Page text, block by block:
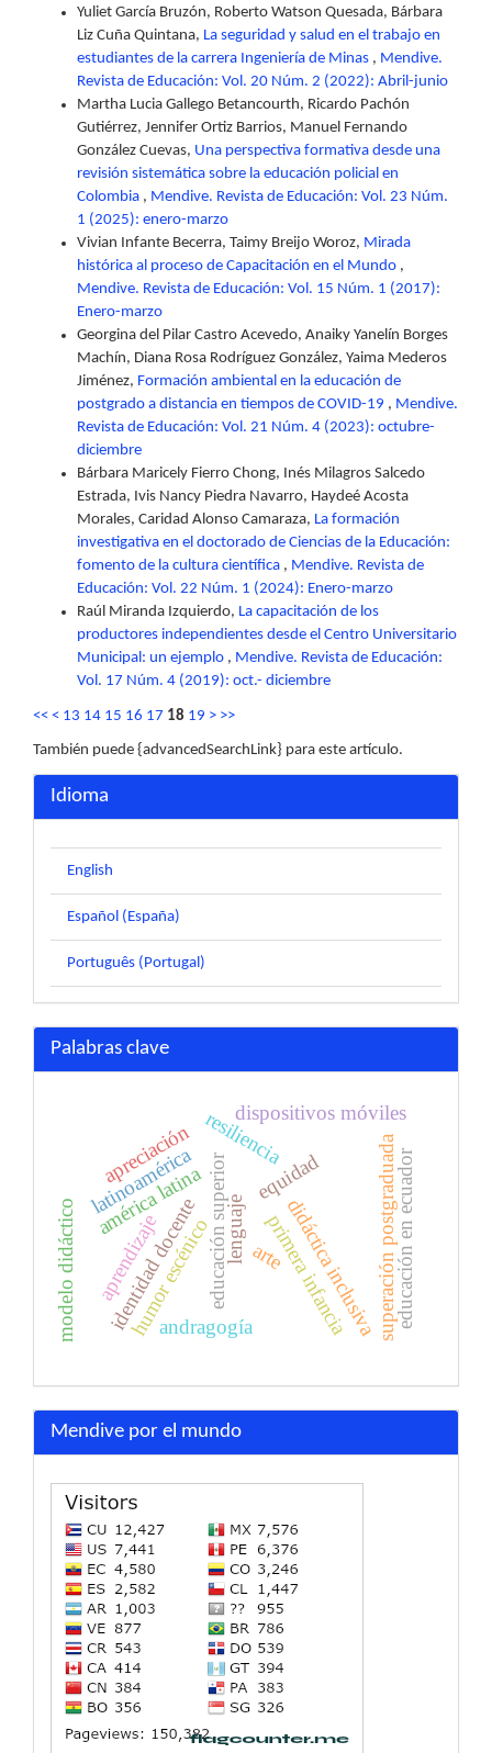
Yuliet García Bruzón, Roberto Watson Quesada, Bárbara
Liz Cuña Quintana, La seguridad y salud en el trabajo en
estudiantes de la carrera Ingeniería de Minas , Mendive.
Revista de Educación: Vol. 20 Núm. 2 (2022): Abril-junio
Martha Lucia Gallego Betancourth, Ricardo Pachón
Gutiérrez, Jennifer Ortiz Barrios, Manuel Fernando
González Cuevas, Una perspectiva formativa desde una
revisión sistemática sobre la educación policial en
Colombia , Mendive. Revista de Educación: Vol. 23 Núm.
1 (2025): enero-marzo
Vivian Infante Becerra, Taimy Breijo Woroz, Mirada
histórica al proceso de Capacitación en el Mundo ,
Mendive. Revista de Educación: Vol. 15 Núm. 1 (2017):
Enero-marzo
Georgina del Pilar Castro Acevedo, Anaiky Yanelín Borges
Machín, Diana Rosa Rodríguez González, Yaima Mederos
Jiménez, Formación ambiental en la educación de
postgrado a distancia en tiempos de COVID-19 , Mendive.
Revista de Educación: Vol. 21 Núm. 4 (2023): octubre-
diciembre
Bárbara Maricely Fierro Chong, Inés Milagros Salcedo
Estrada, Ivis Nancy Piedra Navarro, Haydeé Acosta
Morales, Caridad Alonso Camaraza, La formación
investigativa en el doctorado de Ciencias de la Educación:
fomento de la cultura científica , Mendive. Revista de
Educación: Vol. 22 Núm. 1 (2024): Enero-marzo
Raúl Miranda Izquierdo, La capacitación de los
productores independientes desde el Centro Universitario
Municipal: un ejemplo , Mendive. Revista de Educación:
Vol. 17 Núm. 4 (2019): oct.- diciembre
<< < 13 14 15 16 17 18 19 > >>
También puede {advancedSearchLink} para este artículo.
Idioma
English
Español (España)
Português (Portugal)
Palabras clave
didáctica inclusiva
educación superior
américa latina equidad
resiliencia superación postgraduada
identidad docente
latinoamérica
lenguaje primera infancia
arte
humor escénico
apreciación
modelo didáctico
dispositivos móviles
educación en ecuador
andragogía
aprendizaje
Mendive por el mundo